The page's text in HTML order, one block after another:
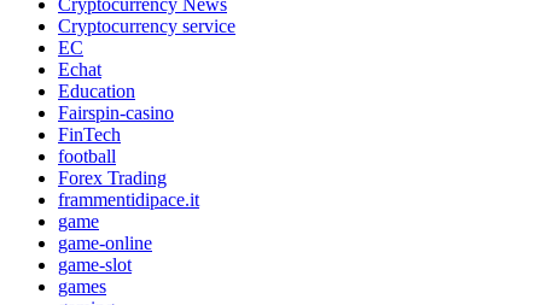
Cryptocurrency News
Cryptocurrency service
EC
Echat
Education
Fairspin-casino
FinTech
football
Forex Trading
frammentidipace.it
game
game-online
game-slot
games